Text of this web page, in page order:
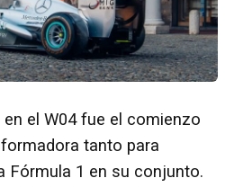
el W04 fue el comienzo
tanto para
Fórmula 1 en su conjunto.